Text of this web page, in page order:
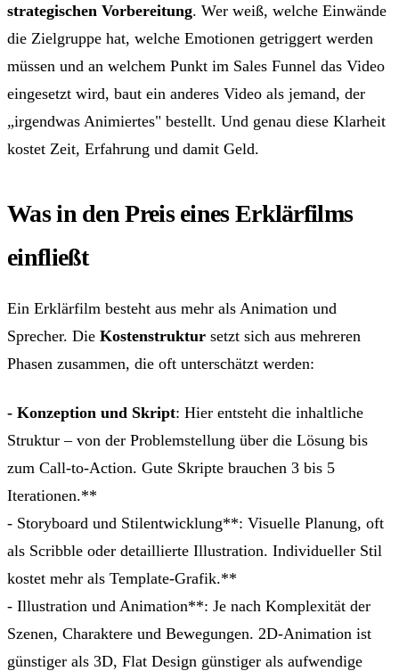
strategischen Vorbereitung. Wer weiß, welche Einwände
die Zielgruppe hat, welche Emotionen getriggert werden
müssen und an welchem Punkt im Sales Funnel das Video
eingesetzt wird, baut ein anderes Video als jemand, der
„irgendwas Animiertes" bestellt. Und genau diese Klarheit
kostet Zeit, Erfahrung und damit Geld.
Was in den Preis eines Erklärfilms
einfließt
Ein Erklärfilm besteht aus mehr als Animation und
Sprecher. Die Kostenstruktur setzt sich aus mehreren
Phasen zusammen, die oft unterschätzt werden:
- Konzeption und Skript: Hier entsteht die inhaltliche
Struktur – von der Problemstellung über die Lösung bis
zum Call-to-Action. Gute Skripte brauchen 3 bis 5
Iterationen.**
- Storyboard und Stilentwicklung**: Visuelle Planung, oft
als Scribble oder detaillierte Illustration. Individueller Stil
kostet mehr als Template-Grafik.**
- Illustration und Animation**: Je nach Komplexität der
Szenen, Charaktere und Bewegungen. 2D-Animation ist
günstiger als 3D, Flat Design günstiger als aufwendige